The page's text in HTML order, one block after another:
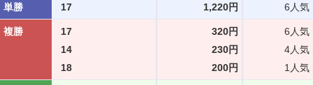
単勝 17 1,220円 6人気
複勝 17 320円
6人気
14
230円
4人気
18
200円 1人気